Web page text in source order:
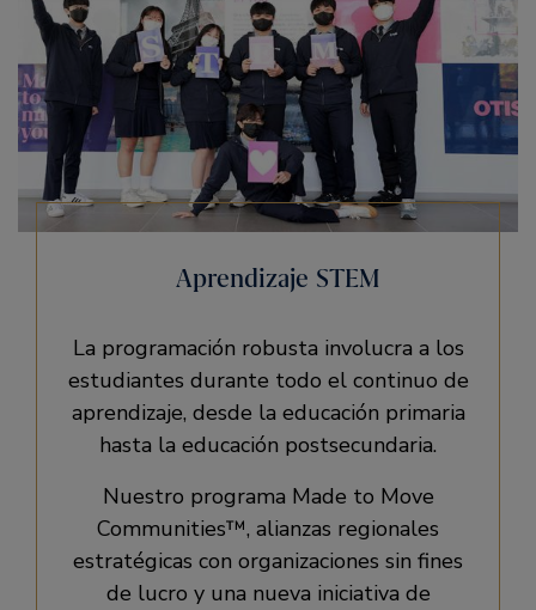
Aprendizaje STEM
La programación robusta involucra a los
estudiantes durante todo el continuo de
aprendizaje, desde la educación primaria
hasta la educación postsecundaria.
Nuestro programa Made to Move
Communities™, alianzas regionales
estratégicas con organizaciones sin fines
de lucro y una nueva iniciativa de